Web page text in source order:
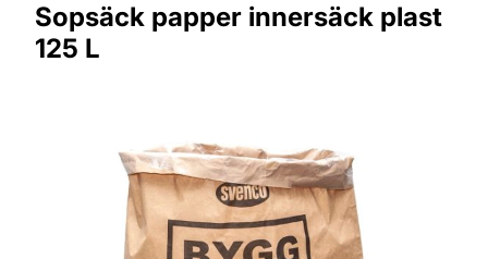
Sopsäck papper innersäck plast
125 L